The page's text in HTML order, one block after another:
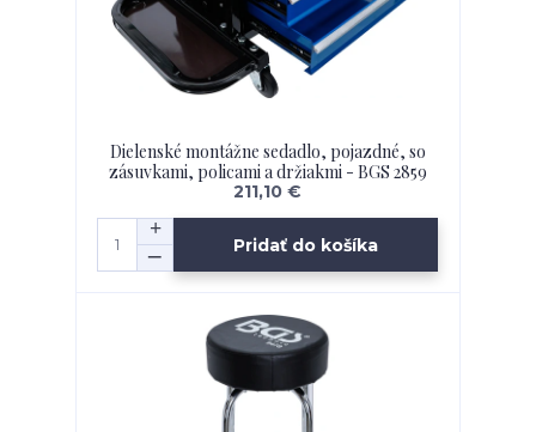
Dielenské montážne sedadlo, pojazdné, so
zásuvkami, policami a držiakmi - BGS 2859
211,10 €
Pridať do košíka